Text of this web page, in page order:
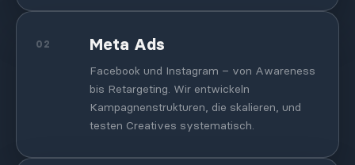
02 Meta Ads
Facebook und Instagram – von Awareness
bis Retargeting. Wir entwickeln
Kampagnenstrukturen, die skalieren, und
testen Creatives systematisch.